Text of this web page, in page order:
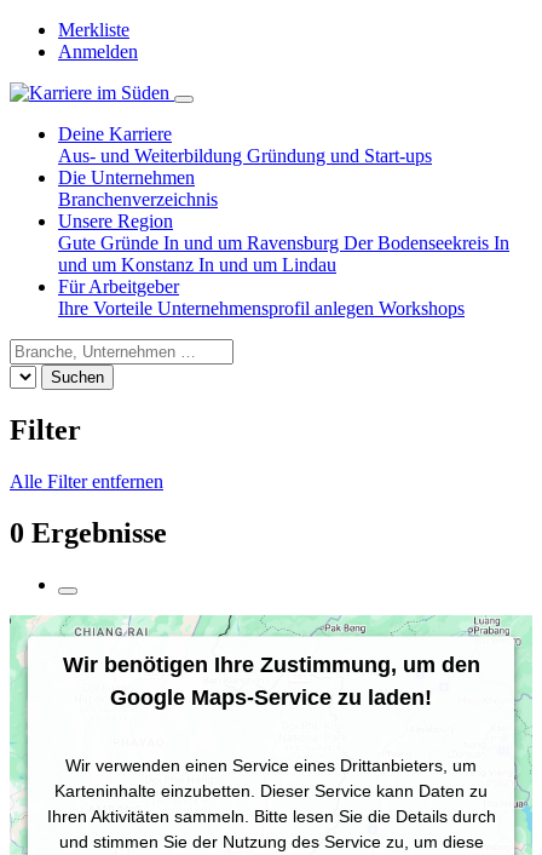
Merkliste
Anmelden
Deine Karriere
Aus- und Weiterbildung Gründung und Start-ups
Die Unternehmen
Branchenverzeichnis
Unsere Region
Gute Gründe In und um Ravensburg Der Bodenseekreis In
und um Konstanz In und um Lindau
Für Arbeitgeber
Ihre Vorteile Unternehmensprofil anlegen Workshops
Suchen
Filter
Alle Filter entfernen
0 Ergebnisse
Wir benötigen Ihre Zustimmung, um den
Google Maps-Service zu laden!
Wir verwenden einen Service eines Drittanbieters, um
Karteninhalte einzubetten. Dieser Service kann Daten zu
Ihren Aktivitäten sammeln. Bitte lesen Sie die Details durch
und stimmen Sie der Nutzung des Service zu, um diese